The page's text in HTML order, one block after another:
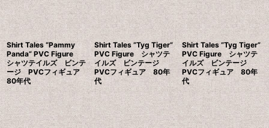
Shirt Tales “Pammy
Panda” PVC Figure
シャツテイルズ ビンテ
ージ PVCフィギュア
80年代
Shirt Tales “Tyg Tiger”
PVC Figure シャツテ
イルズ ビンテージ
PVCフィギュア 80年
代
Shirt Tales “Tyg Tiger”
PVC Figure シャツテ
イルズ ビンテージ
PVCフィギュア 80年
代